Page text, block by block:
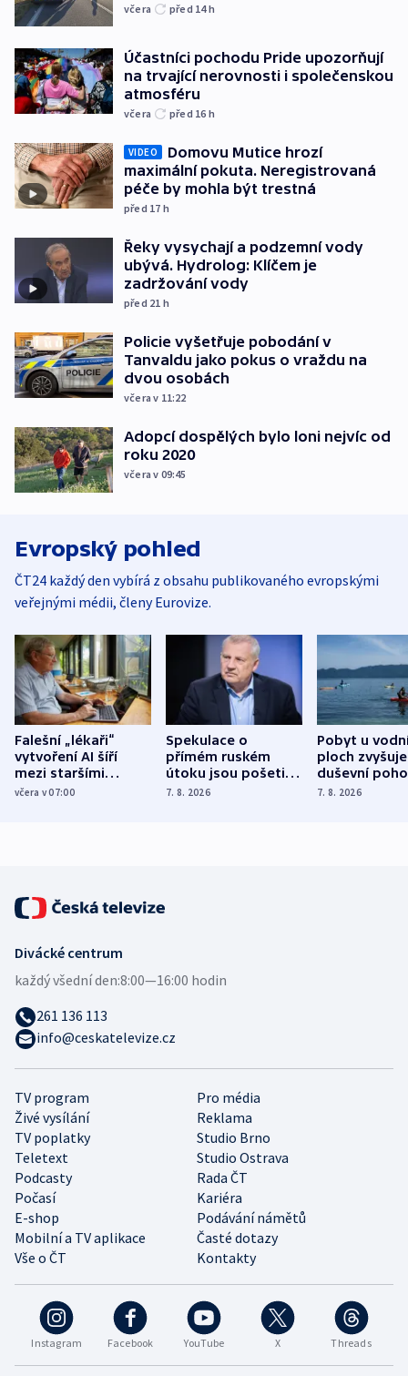
včera před 14h
Účastníci pochodu Pride upozorňují
na trvající nerovnosti i společenskou
atmosféru
včera před 16 h
VIDEO
Domovu Mutice hrozí
maximální pokuta. Neregistrovaná
péče by mohla být trestná
před 17 h
Řeky vysychají a podzemní vody
ubývá. Hydrolog: Klíčem je
zadržování vody
před 21 h
Policie vyšetřuje pobodání v
Tanvaldu jako pokus o vraždu na
dvou osobách
včera v 11:22
Adopcí dospělých bylo loni nejvíc od
roku 2020
včera v 09:45
Evropský pohled
ČT24 každý den vybírá z obsahu publikovaného evropskými
veřejnými médii, členy Eurovize.
Falešní „lékaři“
vytvoření AI šíří
mezi staršími
Poláky nebezpečné
včera v 07:00
Spekulace o
přímém ruském
útoku jsou pošetilé,
míní estonský
7. 8. 2026
Pobyt u
ploch zvyšuje
duševní
ukázala
7. 8. 2026
Instagram Facebook YouTube X Threads
TV program
Pro média
Živé vysílání
Reklama
TV poplatky
Studio Brno
Teletext
Studio Ostrava
Podcasty
Rada ČT
Počasí
Kariéra
E-shop
Podávání námětů
Mobilní a TV aplikace
Časté dotazy
Vše o ČT
Kontakty
Divácké centrum
každý všední den:8:00—16:00 hodin
261 136 113
info@ceskatelevize.cz